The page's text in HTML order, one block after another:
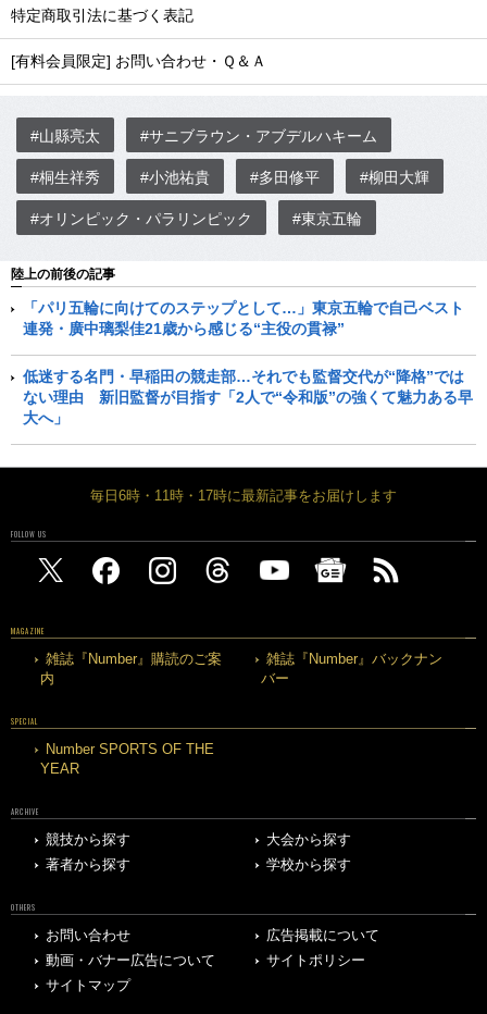
特定商取引法に基づく表記
[有料会員限定] お問い合わせ・Ｑ＆Ａ
#山縣亮太 #サニブラウン・アブデルハキーム
#桐生祥秀 #小池祐貴 #多田修平 #柳田大輝
#オリンピック・パラリンピック #東京五輪
陸上の前後の記事
「パリ五輪に向けてのステップとして…」東京五輪で自己ベスト
連発・廣中璃梨佳21歳から感じる“主役の貫禄”
低迷する名門・早稲田の競走部…それでも監督交代が“降格”では
ない理由 新旧監督が目指す「2人で“令和版”の強くて魅力ある早
大へ」
毎日6時・11時・17時に最新記事をお届けします
FOLLOW US
MAGAZINE
雑誌『Number』購読のご案
内
雑誌『Number』バックナン
バー
SPECIAL
Number SPORTS OF THE
YEAR
ARCHIVE
競技から探す
大会から探す
著者から探す
学校から探す
OTHERS
お問い合わせ
広告掲載について
動画・バナー広告について
サイトポリシー
サイトマップ